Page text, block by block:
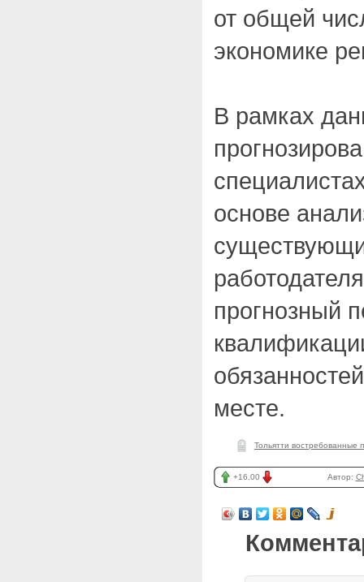
от общей
экономике
В рамках
основе
прогнозный
месте.
Тольятти востребованные
+16.00 Автор: